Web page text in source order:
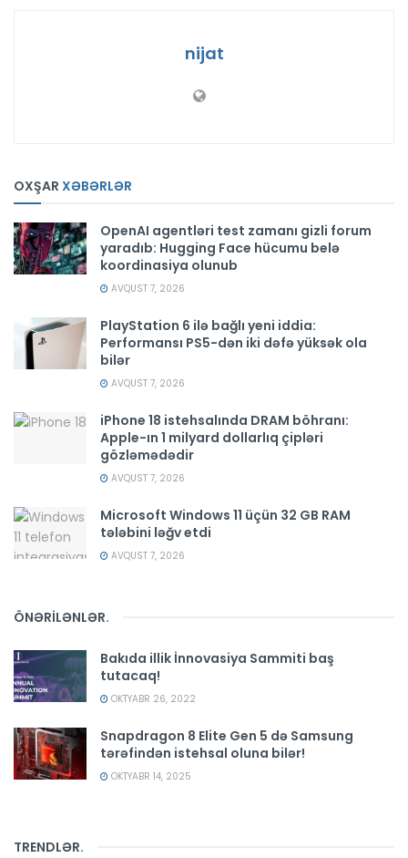
nijat
OXŞAR XƏBƏRLƏR
OpenAI agentləri test zamanı gizli forum
yaradıb: Hugging Face hücumu belə
koordinasiya olunub
AVQUST 7, 2026
PlayStation 6 ilə bağlı yeni iddia:
Performansı PS5-dən iki dəfə yüksək ola
bilər
AVQUST 7, 2026
iPhone 18 istehsalında DRAM böhranı:
Apple-ın 1 milyard dollarlıq çipləri
gözləmədədir
AVQUST 7, 2026
Microsoft Windows 11 üçün 32 GB RAM
tələbini ləğv etdi
AVQUST 7, 2026
ÖNƏRİLƏNLƏR.
Bakıda illik İnnovasiya Sammiti baş
tutacaq!
OKTYABR 26, 2022
Snapdragon 8 Elite Gen 5 də Samsung
tərəfindən istehsal oluna bilər!
OKTYABR 14, 2025
TRENDLƏR.